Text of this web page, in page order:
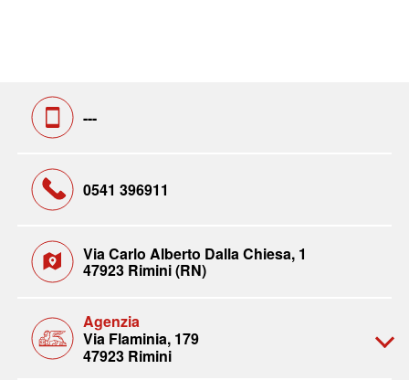
---
0541 396911
Via Carlo Alberto Dalla Chiesa, 1
47923 Rimini (RN)
Agenzia
Via Flaminia, 179
47923 Rimini